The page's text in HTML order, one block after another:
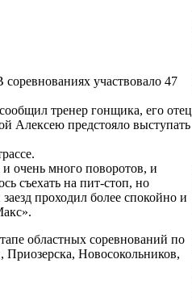
участвовало 47
тренер гонщика, его отец
Алексею предстояло выступать
и очень много поворотов, и
съехать на пит-стоп, но
проходил более спокойно и
областных соревнований по
Новосокольников,